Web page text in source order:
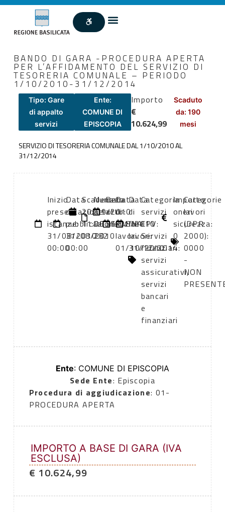
BANDO DI GARA -PROCEDURA APERTA
PER L’AFFIDAMENTO DEL SERVIZIO DI
TESORERIA COMUNALE – PERIODO
1/10/2010-31/12/2014
Tipo: Gare
di appalto
servizi
Ente:
COMUNE DI
EPISCOPIA
Importo
€
10.624,99
Scaduto
da: 190
mesi
SERVIZIO DI TESORERIA COMUNALE DAL 1/10/2010 AL
31/12/2014
Inizio
presentazione
istanze:
31/08/2010
00:00
Data
di
pubblicazione:
31/08/2010
00:00
Scadenza:
20/09/2010
11:00
Numero
atto:
DETERMINA
282
Data
atto:
31/08/2010
Data
di
inizio
lavori:
01/10/2010
Data
di
fine
lavori:
31/12/2014
Categoria
servizi
CPV:
Servizi
finanziari:
servizi
assicurativi,
servizi
bancari
e
finanziari
Importo
oneri
sicurezza:
0
Categorie
lavori
(DPR
2000):
0000
-
NON
Ente: COMUNE DI EPISCOPIA
Sede Ente: Episcopia
Procedura di aggiudicazione: 01-
PROCEDURA APERTA
IMPORTO A BASE DI GARA (IVA
ESCLUSA)
€ 10.624,99